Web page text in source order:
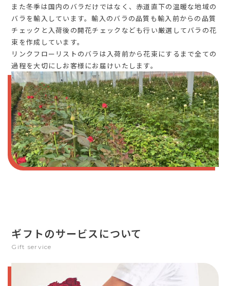
また冬季は国内のバラだけではなく、赤道直下の温暖な地域の
バラを輸入しています。輸入のバラの品質も輸入前からの品質
チェックと入荷後の開花チェックなども行い厳選してバラの花
束を作成しています。
リンクフローリストのバラは入荷前から花束にするまで全ての
過程を大切にしお客様にお届けいたします。
ギフトのサービスについて
Gift service